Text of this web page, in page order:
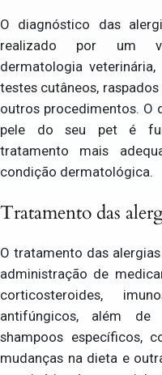
O diagnóstico das
realizado por um
dermatologia
testes cutâneos,
outros procedimentos. O
pele do seu pet é
tratamento mais
condição dermatológica.
Tratamento das
O tratamento das
administração de
corticosteroides,
antifúngicos, além de
shampoos específicos,
mudanças na dieta e